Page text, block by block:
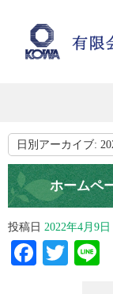
日別アーカイブ:
ホームペ
投稿日 2022年4月9日